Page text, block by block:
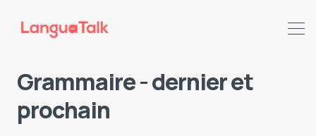
Grammaire - dernier et
prochain